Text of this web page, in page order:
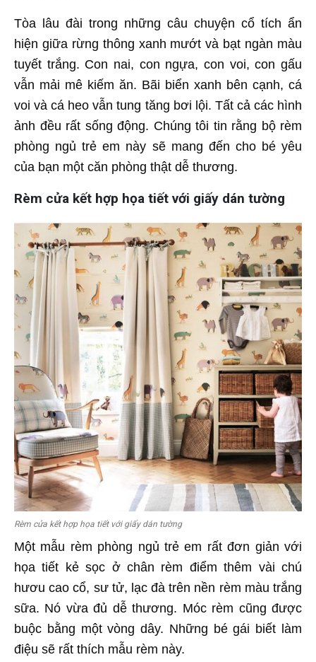
Tòa lâu đài trong những câu chuyện cổ tích ẩn
hiện giữa rừng thông xanh mướt và bạt ngàn màu
tuyết trắng. Con nai, con ngựa, con voi, con gấu
vẫn mải mê kiếm ăn. Bãi biển xanh bên cạnh, cá
voi và cá heo vẫn tung tăng bơi lội. Tất cả các hình
ảnh đều rất sống động. Chúng tôi tin rằng bộ rèm
phòng ngủ trẻ em này sẽ mang đến cho bé yêu
của bạn một căn phòng thật dễ thương.
Rèm cửa kết hợp họa tiết với giấy dán tường
Rèm cửa kết hợp họa tiết với giấy dán tường
Một mẫu rèm phòng ngủ trẻ em rất đơn giản với
họa tiết kẻ sọc ở chân rèm điểm thêm vài chú
hươu cao cổ, sư tử, lạc đà trên nền rèm màu trắng
sữa. Nó vừa đủ dễ thương. Móc rèm cũng được
buộc bằng một vòng dây. Những bé gái biết làm
điệu sẽ rất thích mẫu rèm này.